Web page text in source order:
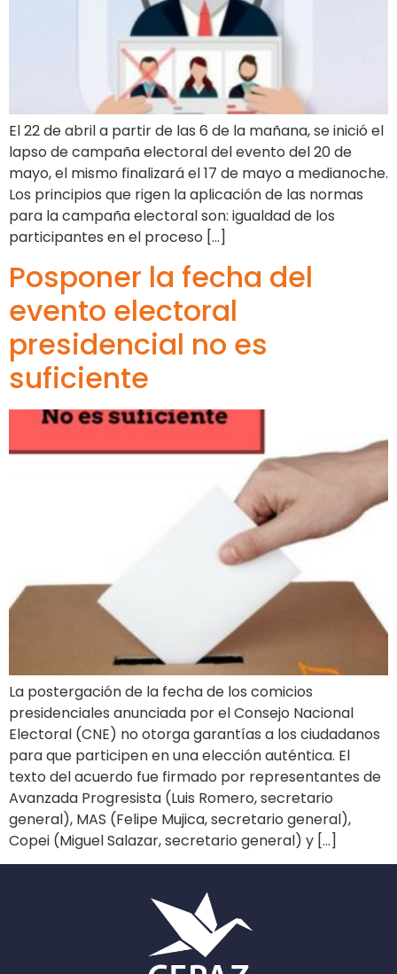
El 22 de abril a partir de las 6 de la mañana, se inició el
lapso de campaña electoral del evento del 20 de
mayo, el mismo finalizará el 17 de mayo a medianoche.
Los principios que rigen la aplicación de las normas
para la campaña electoral son: igualdad de los
participantes en el proceso […]
Posponer la fecha del
evento electoral
presidencial no es
suficiente
La postergación de la fecha de los comicios
presidenciales anunciada por el Consejo Nacional
Electoral (CNE) no otorga garantías a los ciudadanos
para que participen en una elección auténtica. El
texto del acuerdo fue firmado por representantes de
Avanzada Progresista (Luis Romero, secretario
general), MAS (Felipe Mujica, secretario general),
Copei (Miguel Salazar, secretario general) y […]